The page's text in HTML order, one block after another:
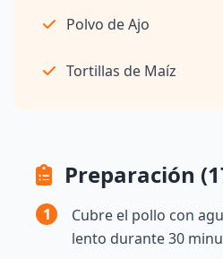
Polvo de Ajo
Tortillas de Maíz
Preparación
1
Cubre el pollo con
lento durante 30